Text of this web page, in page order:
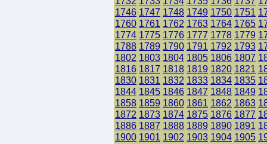
1746 1747 1748 1749 1750 1751
1760 1761 1762 1763 1764 1765
1774 1775 1776 1777 1778 1779
1788 1789 1790 1791 1792 1793
1802 1803 1804 1805 1806 1807
1816 1817 1818 1819 1820 1821
1830 1831 1832 1833 1834 1835
1844 1845 1846 1847 1848 1849
1858 1859 1860 1861 1862 1863
1872 1873 1874 1875 1876 1877
1886 1887 1888 1889 1890 1891
1900 1901 1902 1903 1904 1905